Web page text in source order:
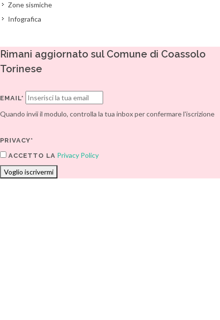
Zone sismiche
Infografica
Rimani aggiornato sul Comune di Coassolo
Torinese
EMAIL*
Quando invii il modulo, controlla la tua inbox per confermare l'iscrizione
PRIVACY*
ACCETTO LA Privacy Policy
Voglio iscrivermi